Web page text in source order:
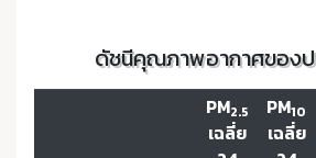
ดัชนีคุณภาพอากาศของป
PM2.5
เฉลี่ย
PM10
เฉลี่ย